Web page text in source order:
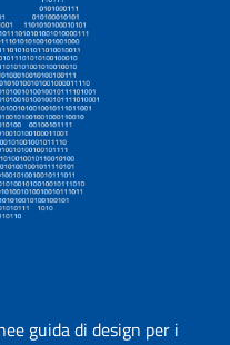
guida di design per i